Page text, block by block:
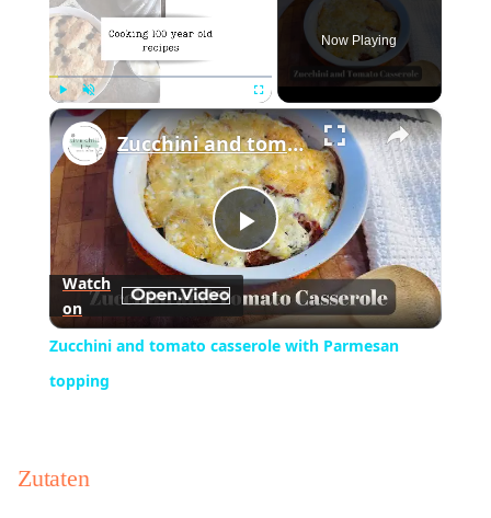
Play Unmute Fullscreen
Now Playing
×
Play
Video
Zucchini and tomato casserole with Parmesan topping
Watch
on
Zucchini and tomato casserole with Parmesan
topping
Zutaten